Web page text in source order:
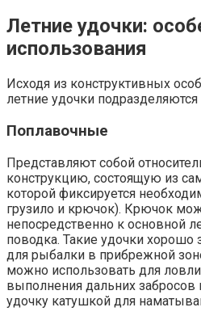
Летние удочки:
использования
Исходя из конструктивных
летние удочки
Поплавочные
Представляют собой
конструкцию, состоящую из
которой фиксируется
грузило и крючок). Крючок
непосредственно к основной
поводка. Такие удочки хорошо
для рыбалки в прибрежной
можно использовать для
выполнения дальних забросов
удочку катушкой для